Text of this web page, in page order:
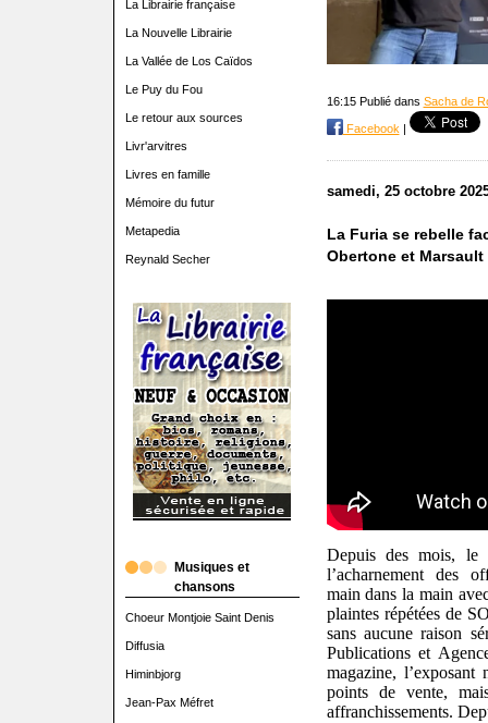
La Librairie française
La Nouvelle Librairie
La Vallée de Los Caïdos
Le Puy du Fou
Le retour aux sources
Livr'arvitres
Livres en famille
Mémoire du futur
Metapedia
Reynald Secher
Musiques et
chansons
Choeur Montjoie Saint Denis
Diffusia
Himinbjorg
Jean-Pax Méfret
16:15 Publié dans Sacha de
Facebook
samedi, 25 octobre
La Furia se rebelle
Obertone et Marsault
Depuis des mois, le
l’acharnement des
main dans la main
plaintes répétées de
sans aucune raison
Publications et
magazine,
points de vente,
affranchissements.